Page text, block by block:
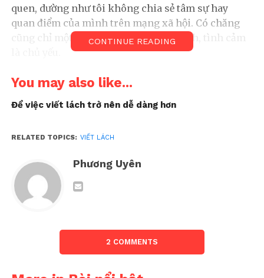
quen, dường như tôi không chia sẻ tâm sự hay
quan điểm của mình trên mạng xã hội. Có chăng
cũng chỉ một vài câu chuyện về gia đình, tình cảm
Thế nhưng, dạo gần đây, tôi join vào một hai group
CONTINUE READING
You may also like...
Để việc viết lách trở nên dễ dàng hơn
RELATED TOPICS: VIẾT LÁCH
Phương Uyên
2 COMMENTS